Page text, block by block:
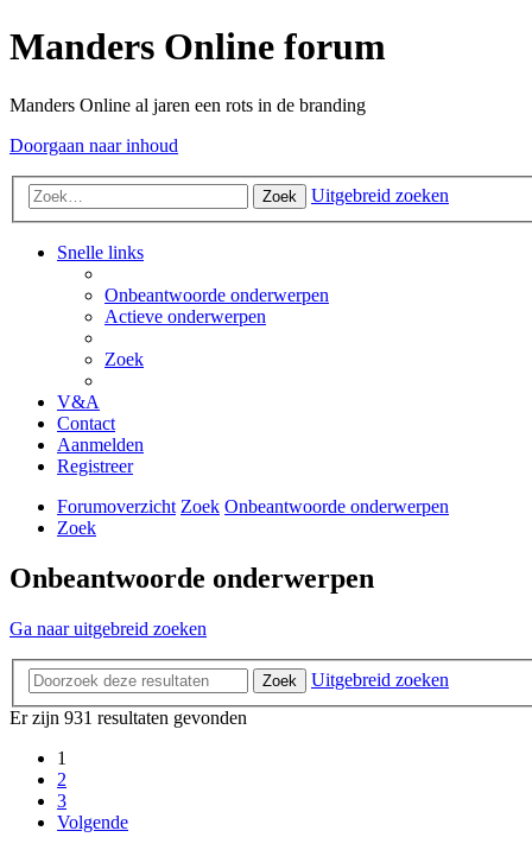
Manders Online forum
Manders Online al jaren een rots in de branding
Doorgaan naar inhoud
Zoek Uitgebreid zoeken
Snelle links
Onbeantwoorde onderwerpen
Actieve onderwerpen
Zoek
V&A
Contact
Aanmelden
Registreer
Forumoverzicht Zoek Onbeantwoorde onderwerpen
Zoek
Onbeantwoorde onderwerpen
Ga naar uitgebreid zoeken
Zoek
Uitgebreid zoeken
Er zijn 931 resultaten gevonden
1
2
3
Volgende